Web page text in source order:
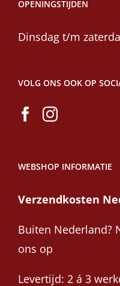
OPENINGSTIJDEN
Dinsdag t/m
VOLG ONS OOK OP
WEBSHOP INFORMATIE
Verzendkosten
Buiten Nederland?
ons op
Levertijd: 2 á 3